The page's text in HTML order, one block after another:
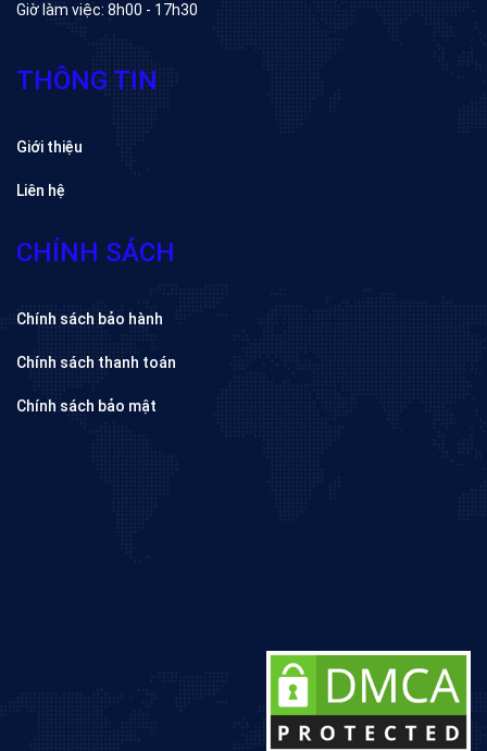
Giờ làm việc: 8h00 - 17h30
THÔNG TIN
Giới thiệu
Liên hệ
CHÍNH SÁCH
Chính sách bảo hành
Chính sách thanh toán
Chính sách bảo mật